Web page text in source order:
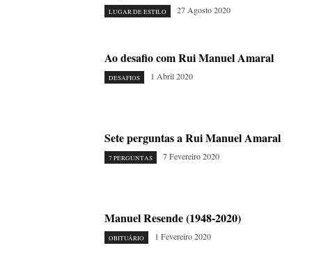
LUGAR DE ESTILO 27 Agosto 2020
Ao desafio com Rui Manuel Amaral
DESAFIOS 1 Abril 2020
Sete perguntas a Rui Manuel Amaral
7 PERGUNTAS 7 Fevereiro 2020
Manuel Resende (1948-2020)
OBITUÁRIO 1 Fevereiro 2020